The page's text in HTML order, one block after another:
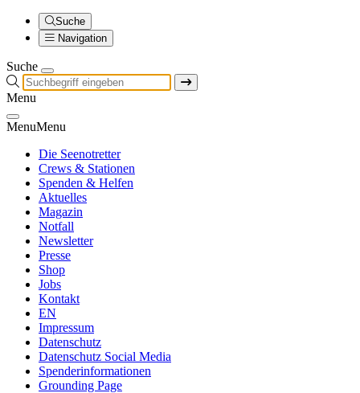
Suche
Navigation
Suche
Menu
MenuMenu
Die Seenotretter
Crews & Stationen
Spenden & Helfen
Aktuelles
Magazin
Notfall
Newsletter
Presse
Shop
Jobs
Kontakt
EN
Impressum
Datenschutz
Datenschutz Social Media
Spenderinformationen
Grounding Page